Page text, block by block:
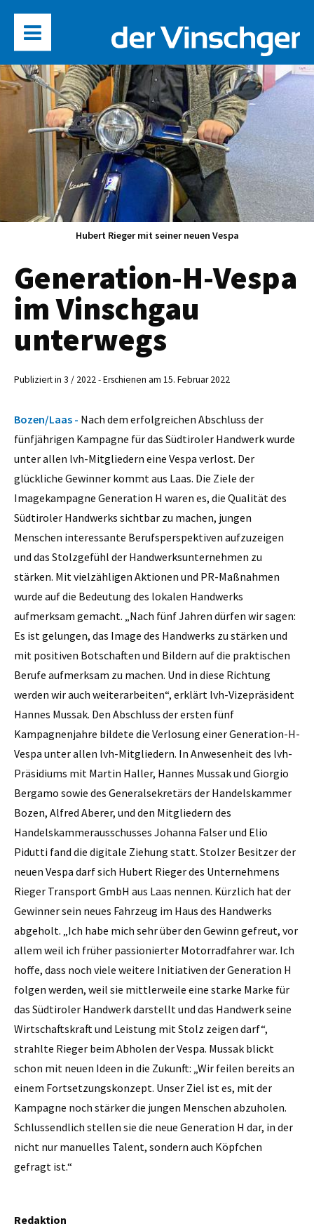
Hubert Rieger mit seiner neuen Vespa
Generation-H-Vespa
im Vinschgau
unterwegs
Publiziert in 3 / 2022 - Erschienen am 15. Februar 2022
Bozen/Laas - Nach dem erfolgreichen Abschluss der
fünfjährigen Kampagne für das Südtiroler Handwerk wurde
unter allen lvh-Mitgliedern eine Vespa verlost. Der
glückliche Gewinner kommt aus Laas. Die Ziele der
Imagekampagne Generation H waren es, die Qualität des
Südtiroler Handwerks sichtbar zu machen, jungen
Menschen interessante Berufsperspektiven aufzuzeigen
und das Stolzgefühl der Handwerksunternehmen zu
stärken. Mit vielzähligen Aktionen und PR-Maßnahmen
wurde auf die Bedeutung des lokalen Handwerks
aufmerksam gemacht. „Nach fünf Jahren dürfen wir sagen:
Es ist gelungen, das Image des Handwerks zu stärken und
mit positiven Botschaften und Bildern auf die praktischen
Berufe aufmerksam zu machen. Und in diese Richtung
werden wir auch weiterarbeiten“, erklärt lvh-Vizepräsident
Hannes Mussak. Den Abschluss der ersten fünf
Kampagnenjahre bildete die Verlosung einer Generation-H-
Vespa unter allen lvh-Mitgliedern. In Anwesenheit des lvh-
Präsidiums mit Martin Haller, Hannes Mussak und Giorgio
Bergamo sowie des Generalsekretärs der Handelskammer
Bozen, Alfred Aberer, und den Mitgliedern des
Handelskammerausschusses Johanna Falser und Elio
Pidutti fand die digitale Ziehung statt. Stolzer Besitzer der
neuen Vespa darf sich Hubert Rieger des Unternehmens
Rieger Transport GmbH aus Laas nennen. Kürzlich hat der
Gewinner sein neues Fahrzeug im Haus des Handwerks
abgeholt. „Ich habe mich sehr über den Gewinn gefreut, vor
allem weil ich früher passionierter Motorradfahrer war. Ich
hoffe, dass noch viele weitere Initiativen der Generation H
folgen werden, weil sie mittlerweile eine starke Marke für
das Südtiroler Handwerk darstellt und das Handwerk seine
Wirtschaftskraft und Leistung mit Stolz zeigen darf“,
strahlte Rieger beim Abholen der Vespa. Mussak blickt
schon mit neuen Ideen in die Zukunft: „Wir feilen bereits an
einem Fortsetzungskonzept. Unser Ziel ist es, mit der
Kampagne noch stärker die jungen Menschen abzuholen.
Schlussendlich stellen sie die neue Generation H dar, in der
nicht nur manuelles Talent, sondern auch Köpfchen
gefragt ist.“
Redaktion